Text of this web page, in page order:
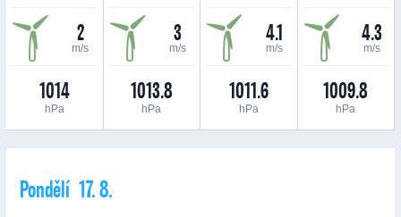
2
m/s
1014
hPa
3
m/s
1013.8
hPa
4.1
m/s
1011.6
hPa
4.3
m/s
1009.8
hPa
Pondělí 17. 8.